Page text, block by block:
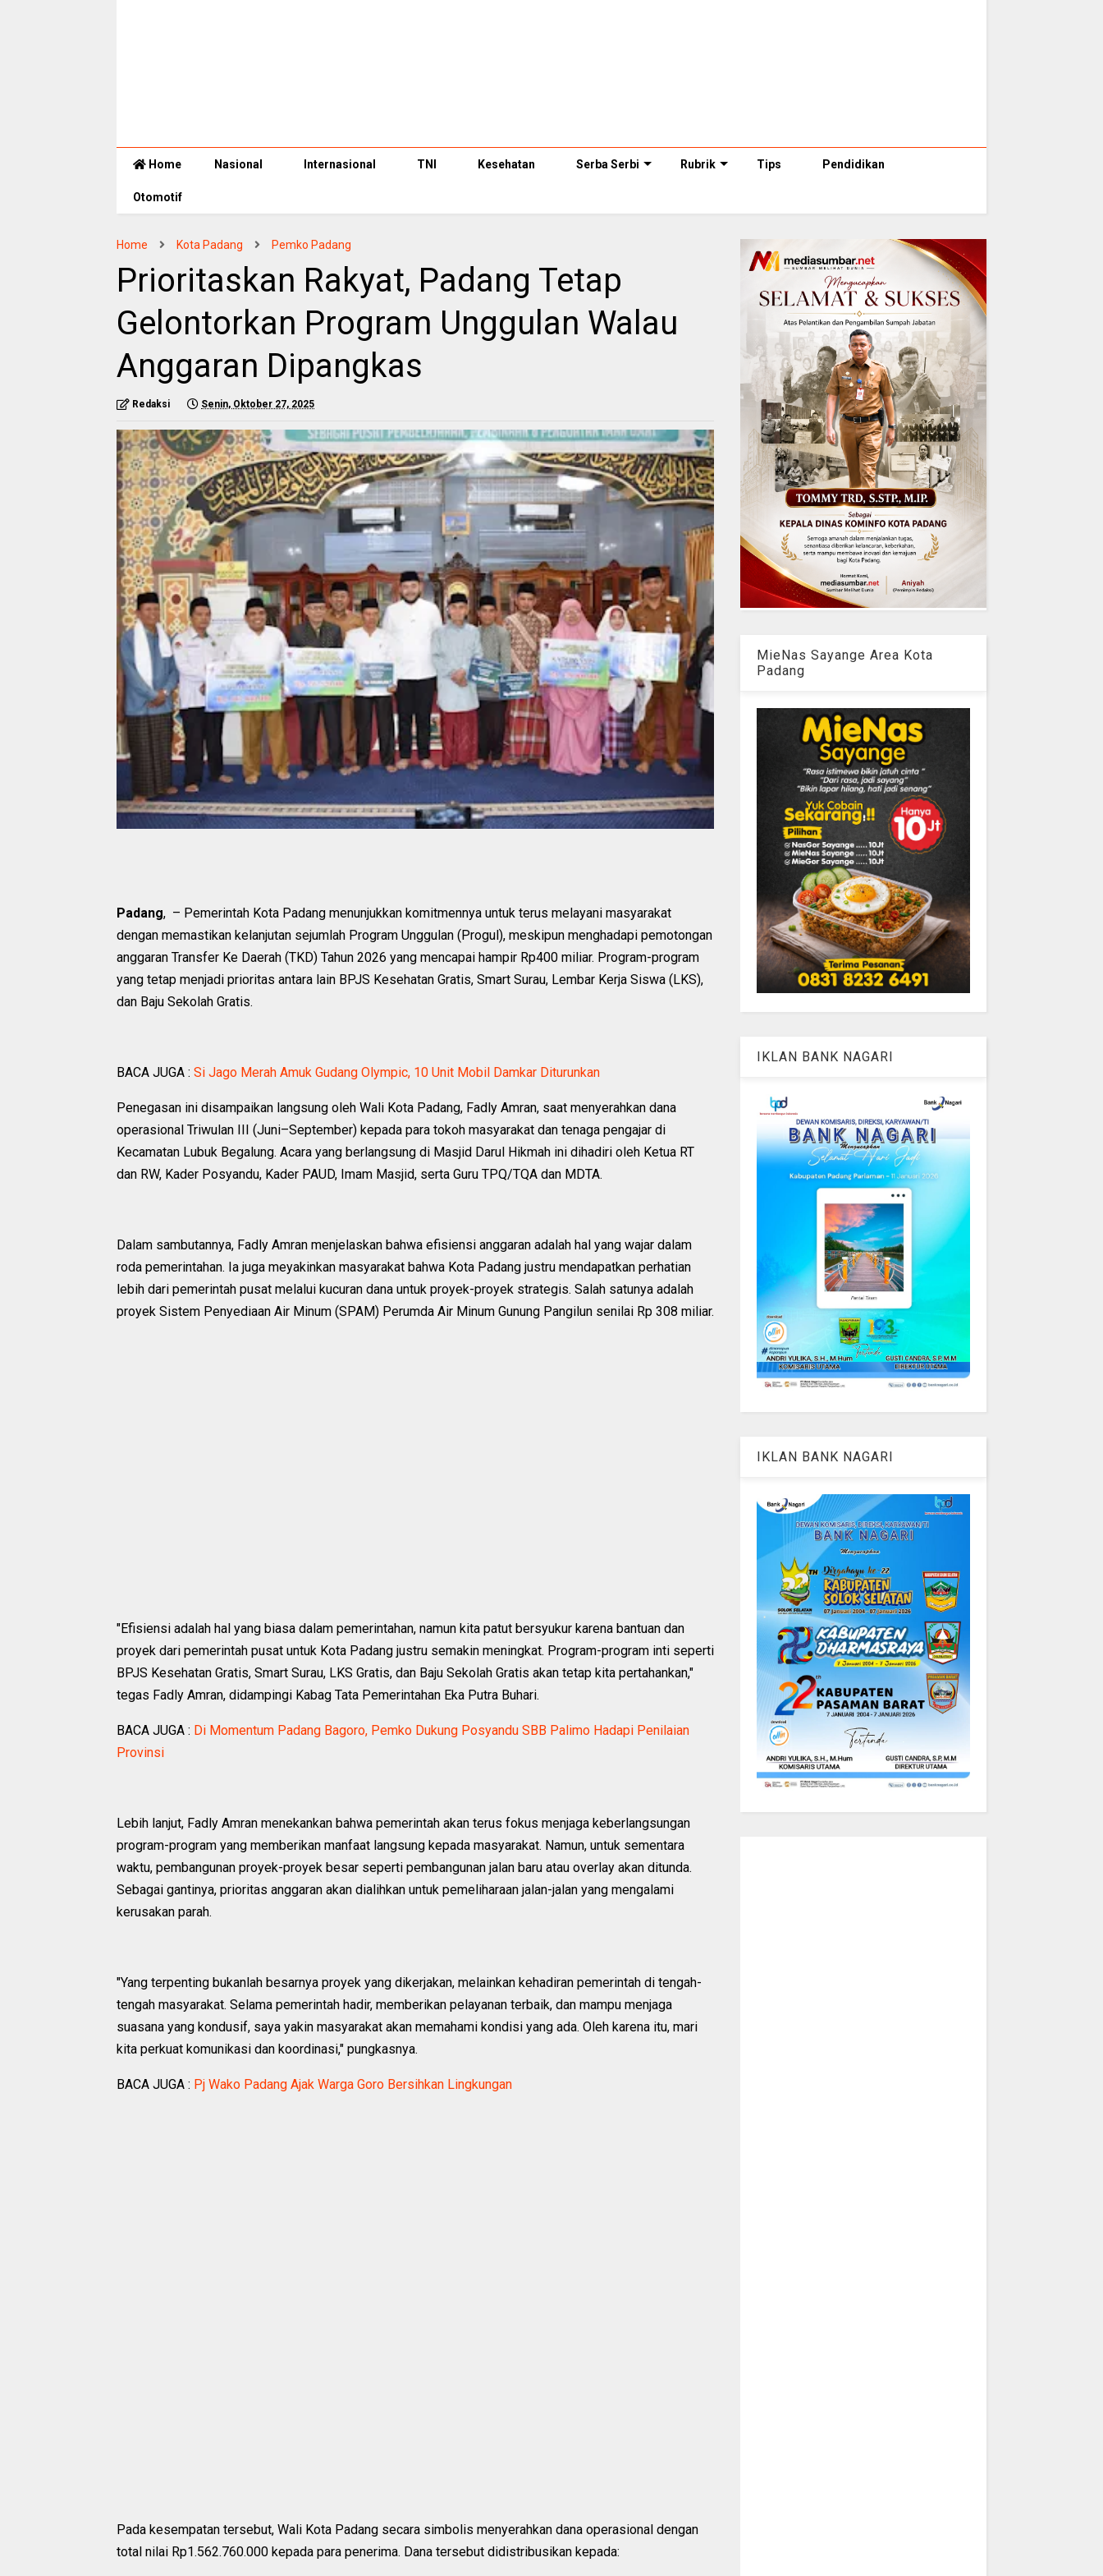
Home Nasional Internasional TNI Kesehatan Serba Serbi Rubrik Tips Pendidikan
Otomotif
Home Kota Padang Pemko Padang
Prioritaskan Rakyat, Padang Tetap
Gelontorkan Program Unggulan Walau
Anggaran Dipangkas
Redaksi Senin, Oktober 27, 2025
Padang, – Pemerintah Kota Padang menunjukkan komitmennya untuk terus melayani masyarakat
dengan memastikan kelanjutan sejumlah Program Unggulan (Progul), meskipun menghadapi pemotongan
anggaran Transfer Ke Daerah (TKD) Tahun 2026 yang mencapai hampir Rp400 miliar. Program-program
yang tetap menjadi prioritas antara lain BPJS Kesehatan Gratis, Smart Surau, Lembar Kerja Siswa (LKS),
dan Baju Sekolah Gratis.
BACA JUGA : Si Jago Merah Amuk Gudang Olympic, 10 Unit Mobil Damkar Diturunkan
Penegasan ini disampaikan langsung oleh Wali Kota Padang, Fadly Amran, saat menyerahkan dana
operasional Triwulan III (Juni–September) kepada para tokoh masyarakat dan tenaga pengajar di
Kecamatan Lubuk Begalung. Acara yang berlangsung di Masjid Darul Hikmah ini dihadiri oleh Ketua RT
dan RW, Kader Posyandu, Kader PAUD, Imam Masjid, serta Guru TPQ/TQA dan MDTA.
Dalam sambutannya, Fadly Amran menjelaskan bahwa efisiensi anggaran adalah hal yang wajar dalam
roda pemerintahan. Ia juga meyakinkan masyarakat bahwa Kota Padang justru mendapatkan perhatian
lebih dari pemerintah pusat melalui kucuran dana untuk proyek-proyek strategis. Salah satunya adalah
proyek Sistem Penyediaan Air Minum (SPAM) Perumda Air Minum Gunung Pangilun senilai Rp 308 miliar.
"Efisiensi adalah hal yang biasa dalam pemerintahan, namun kita patut bersyukur karena bantuan dan
proyek dari pemerintah pusat untuk Kota Padang justru semakin meningkat. Program-program inti seperti
BPJS Kesehatan Gratis, Smart Surau, LKS Gratis, dan Baju Sekolah Gratis akan tetap kita pertahankan,"
tegas Fadly Amran, didampingi Kabag Tata Pemerintahan Eka Putra Buhari.
BACA JUGA : Di Momentum Padang Bagoro, Pemko Dukung Posyandu SBB Palimo Hadapi Penilaian
Provinsi
Lebih lanjut, Fadly Amran menekankan bahwa pemerintah akan terus fokus menjaga keberlangsungan
program-program yang memberikan manfaat langsung kepada masyarakat. Namun, untuk sementara
waktu, pembangunan proyek-proyek besar seperti pembangunan jalan baru atau overlay akan ditunda.
Sebagai gantinya, prioritas anggaran akan dialihkan untuk pemeliharaan jalan-jalan yang mengalami
kerusakan parah.
"Yang terpenting bukanlah besarnya proyek yang dikerjakan, melainkan kehadiran pemerintah di tengah-
tengah masyarakat. Selama pemerintah hadir, memberikan pelayanan terbaik, dan mampu menjaga
suasana yang kondusif, saya yakin masyarakat akan memahami kondisi yang ada. Oleh karena itu, mari
kita perkuat komunikasi dan koordinasi," pungkasnya.
BACA JUGA : Pj Wako Padang Ajak Warga Goro Bersihkan Lingkungan
Pada kesempatan tersebut, Wali Kota Padang secara simbolis menyerahkan dana operasional dengan
total nilai Rp1.562.760.000 kepada para penerima. Dana tersebut didistribusikan kepada:
MieNas Sayange Area Kota
Padang
IKLAN BANK NAGARI
IKLAN BANK NAGARI